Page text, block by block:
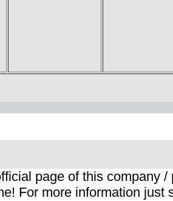
page of this company
For more information just